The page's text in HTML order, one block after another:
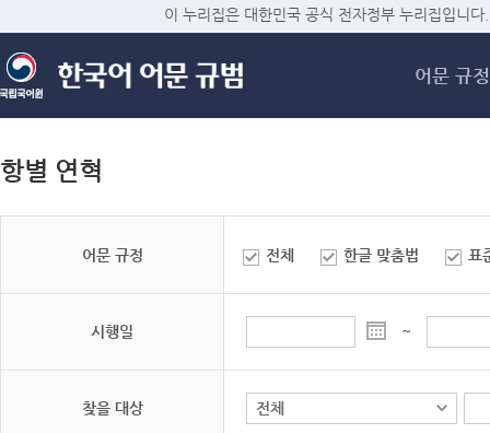
메
이 누리집은 대한민국 공식 전자정부 누리집입니다.
어문 규정
항별 연혁
어문 규정 전체 한글 맞춤법 표
시행일 ~
찾을 대상